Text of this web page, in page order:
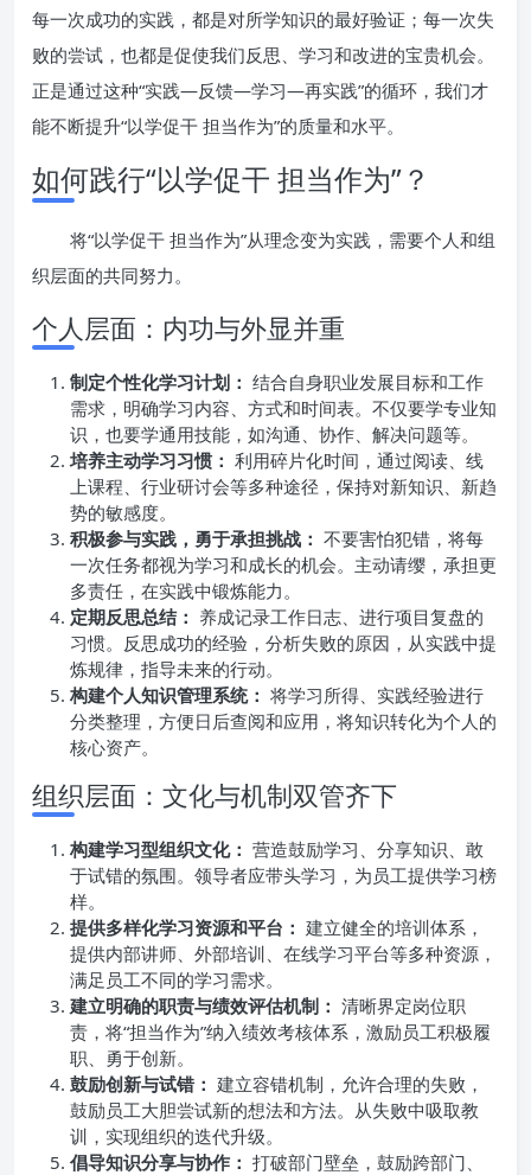
每一次成功的实践，都是对所学知识的最好验证；每一次失
败的尝试，也都是促使我们反思、学习和改进的宝贵机会。
正是通过这种“实践—反馈—学习—再实践”的循环，我们才
能不断提升“以学促干 担当作为”的质量和水平。
如何践行“以学促干 担当作为”？
将“以学促干 担当作为”从理念变为实践，需要个人和组
织层面的共同努力。
个人层面：内功与外显并重
制定个性化学习计划： 结合自身职业发展目标和工作
需求，明确学习内容、方式和时间表。不仅要学专业知
识，也要学通用技能，如沟通、协作、解决问题等。
培养主动学习习惯： 利用碎片化时间，通过阅读、线
上课程、行业研讨会等多种途径，保持对新知识、新趋
势的敏感度。
积极参与实践，勇于承担挑战： 不要害怕犯错，将每
一次任务都视为学习和成长的机会。主动请缨，承担更
多责任，在实践中锻炼能力。
定期反思总结： 养成记录工作日志、进行项目复盘的
习惯。反思成功的经验，分析失败的原因，从实践中提
炼规律，指导未来的行动。
构建个人知识管理系统： 将学习所得、实践经验进行
分类整理，方便日后查阅和应用，将知识转化为个人的
核心资产。
组织层面：文化与机制双管齐下
构建学习型组织文化： 营造鼓励学习、分享知识、敢
于试错的氛围。领导者应带头学习，为员工提供学习榜
样。
提供多样化学习资源和平台： 建立健全的培训体系，
提供内部讲师、外部培训、在线学习平台等多种资源，
满足员工不同的学习需求。
建立明确的职责与绩效评估机制： 清晰界定岗位职
责，将“担当作为”纳入绩效考核体系，激励员工积极履
职、勇于创新。
鼓励创新与试错： 建立容错机制，允许合理的失败，
鼓励员工大胆尝试新的想法和方法。从失败中吸取教
训，实现组织的迭代升级。
倡导知识分享与协作： 打破部门壁垒，鼓励跨部门、